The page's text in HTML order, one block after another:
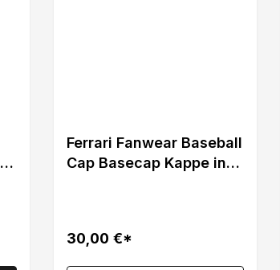
Ferrari Fanwear Baseball
Cap Basecap Kappe in
30,00 €*